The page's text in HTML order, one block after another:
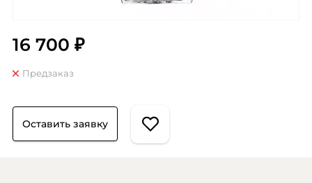
16 700 ₽
Предзаказ
Оставить заявку